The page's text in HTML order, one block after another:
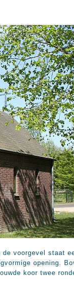
voorgevel staat
opening.
koor twee